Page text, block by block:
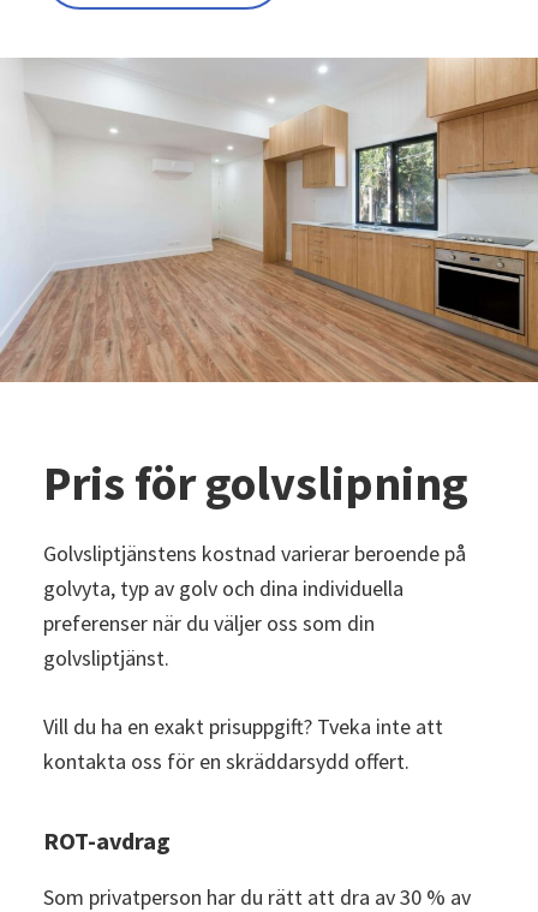
Pris för golvslipning
Golvsliptjänstens kostnad varierar beroende på
golvyta, typ av golv och dina individuella
preferenser när du väljer oss som din
golvsliptjänst.
Vill du ha en exakt prisuppgift? Tveka inte att
kontakta oss för en skräddarsydd offert.
ROT-avdrag
Som privatperson har du rätt att dra av 30 % av